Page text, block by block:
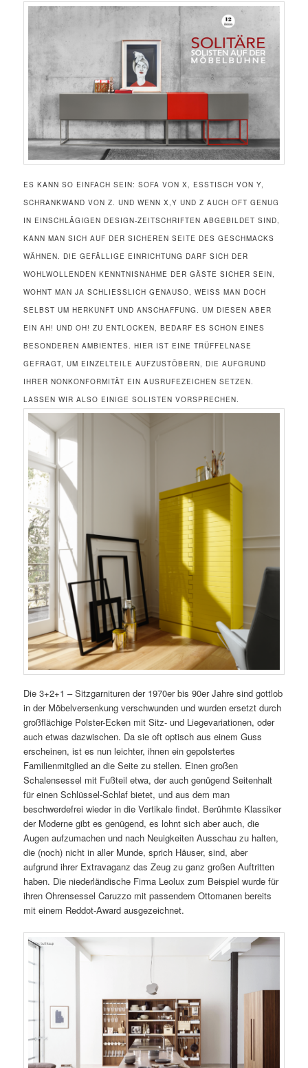
ES KANN SO EINFACH SEIN: SOFA VON X, ESSTISCH VON Y,
SCHRANKWAND VON Z. UND WENN X,Y UND Z AUCH OFT GENUG
IN EINSCHLÄGIGEN DESIGN-ZEITSCHRIFTEN ABGEBILDET SIND,
KANN MAN SICH AUF DER SICHEREN SEITE DES GESCHMACKS
WÄHNEN. DIE GEFÄLLIGE EINRICHTUNG DARF SICH DER
WOHLWOLLENDEN KENNTNISNAHME DER GÄSTE SICHER SEIN,
WOHNT MAN JA SCHLIESSLICH GENAUSO, WEISS MAN DOCH SE
LBST UM HERKUNFT UND ANSCHAFFUNG. UM DIESEN ABER EI
N AH! UND OH! ZU ENTLOCKEN, BEDARF ES SCHON EINES BE
SONDEREN AMBIENTES. HIER IST EINE TRÜFFELNASE GE
FRAGT, UM EINZELTEILE AUFZUSTÖBERN, DIE AUFGRUND IH
RER NONKONFORMITÄT EIN AUSRUFEZEICHEN SETZEN. LA
SSEN WIR ALSO EINIGE SOLISTEN VORSPRECHEN.
Die 3+2+1 – Sitzgarnituren der 1970er bis 90er Jahre sind gottlob
in der Möbelversenkung verschwunden und wurden ersetzt durch
großflächige Polster-Ecken mit Sitz- und Liegevariationen, oder
auch etwas dazwischen. Da sie oft optisch aus einem Guss
erscheinen, ist es nun leichter, ihnen ein gepolstertes
Familienmitglied an die Seite zu stellen. Einen großen
Schalensessel mit Fußteil etwa, der auch genügend Seitenhalt
für einen Schlüssel-Schlaf bietet, und aus dem man
beschwerdefrei wieder in die Vertikale findet. Berühmte Klassiker
der Moderne gibt es genügend, es lohnt sich aber auch, die
Augen aufzumachen und nach Neuigkeiten Ausschau zu halten,
die (noch) nicht in aller Munde, sprich Häuser, sind, aber
aufgrund ihrer Extravaganz das Zeug zu ganz großen Auftritten
haben. Die niederländische Firma Leolux zum Beispiel wurde für
ihren Ohrensessel Caruzzo mit passendem Ottomanen bereits
mit einem Reddot-Award ausgezeichnet.